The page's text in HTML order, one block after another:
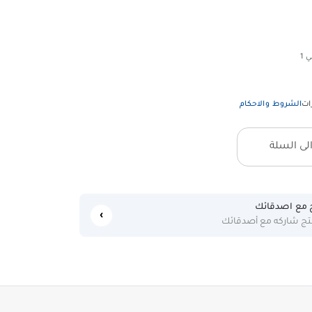
1
الشروط والاحكام
السلة
مع اصدقائك
شاركه مع أصدقائك